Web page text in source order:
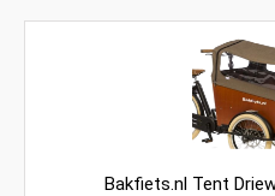
Bakfiets.nl Tent